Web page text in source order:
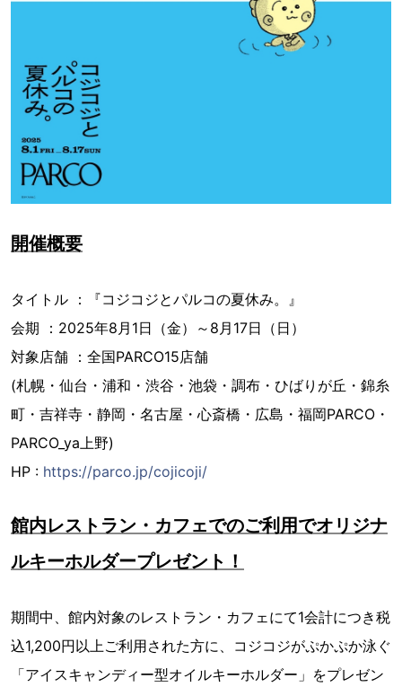
開催概要
タイトル ：『コジコジとパルコの夏休み。』
会期 ：2025年8月1日（金）～8月17日（日）
対象店舗 ：全国PARCO15店舗
(札幌・仙台・浦和・渋谷・池袋・調布・ひばりが丘・錦糸
町・吉祥寺・静岡・名古屋・心斎橋・広島・福岡PARCO・
PARCO_ya上野)
HP : https://parco.jp/cojicoji/
館内レストラン・カフェでのご利用でオリジナ
ルキーホルダープレゼント！
期間中、館内対象のレストラン・カフェにて1会計につき税
込1,200円以上ご利用された方に、コジコジがぷかぷか泳ぐ
「アイスキャンディー型オイルキーホルダー」をプレゼン